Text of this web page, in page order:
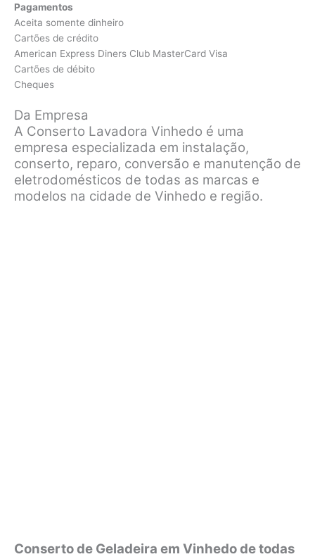
Pagamentos
Aceita somente dinheiro
Cartões de crédito
American Express Diners Club MasterCard Visa
Cartões de débito
Cheques
Da Empresa
A Conserto Lavadora Vinhedo é uma
empresa especializada em instalação,
conserto, reparo, conversão e manutenção de
eletrodomésticos de todas as marcas e
modelos na cidade de Vinhedo e região.
Conserto de Geladeira em Vinhedo de todas